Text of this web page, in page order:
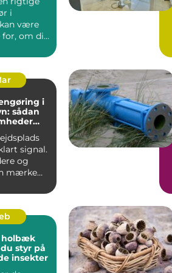
i
være
for, om dit
i
sådan
signal.
og
mærke
styr på
insekter